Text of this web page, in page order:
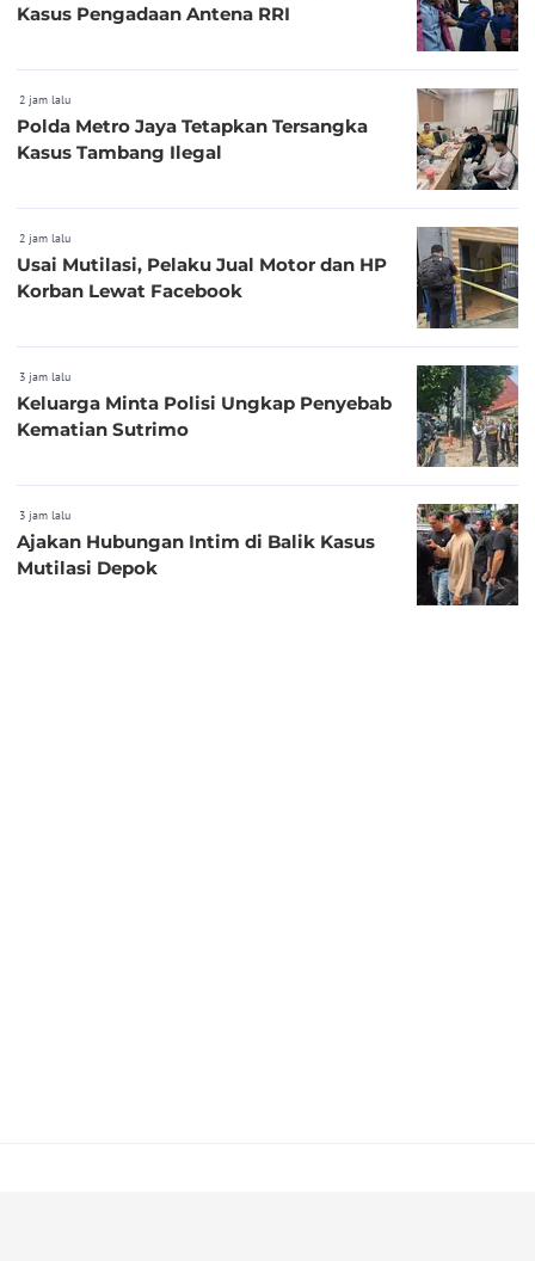
Kasus Pengadaan Antena RRI
2 jam lalu
Polda Metro Jaya Tetapkan Tersangka
Kasus Tambang Ilegal
2 jam lalu
Usai Mutilasi, Pelaku Jual Motor dan HP
Korban Lewat Facebook
3 jam lalu
Keluarga Minta Polisi Ungkap Penyebab
Kematian Sutrimo
3 jam lalu
Ajakan Hubungan Intim di Balik Kasus
Mutilasi Depok